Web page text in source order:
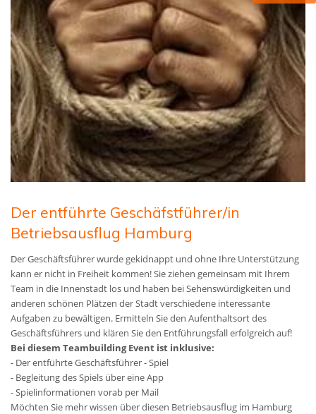
Der entführte Geschäfstführer/in
Betriebsausflug Hamburg
Der Geschäftsführer wurde gekidnappt und ohne Ihre Unterstützung
kann er nicht in Freiheit kommen! Sie ziehen gemeinsam mit Ihrem
Team in die Innenstadt los und haben bei Sehenswürdigkeiten und
anderen schönen Plätzen der Stadt verschiedene interessante
Aufgaben zu bewältigen. Ermitteln Sie den Aufenthaltsort des
Geschäftsführers und klären Sie den Entführungsfall erfolgreich auf!
Bei diesem Teambuilding Event ist inklusive:
- Der entführte Geschäftsführer - Spiel
- Begleitung des Spiels über eine App
- Spielinformationen vorab per Mail
Möchten Sie mehr wissen über diesen Betriebsausflug im Hamburg